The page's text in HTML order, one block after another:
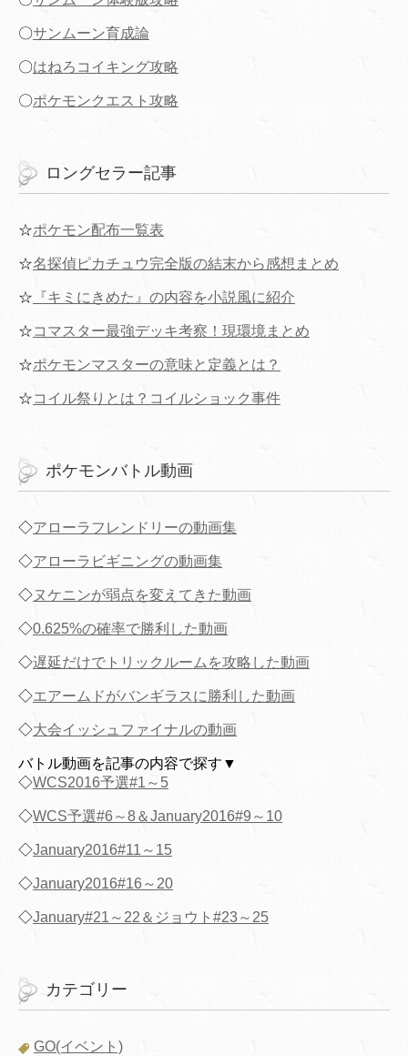
〇サンムーン育成論
〇はねろコイキング攻略
〇ポケモンクエスト攻略
ロングセラー記事
☆ポケモン配布一覧表
☆名探偵ピカチュウ完全版の結末から感想まとめ
☆ 『キミにきめた』の内容を小説風に紹介
☆コマスター最強デッキ考察！現環境まとめ
☆ポケモンマスターの意味と定義とは？
☆コイル祭りとは？コイルショック事件
ポケモンバトル動画
◇アローラフレンドリーの動画集
◇アローラビギニングの動画集
◇ヌケニンが弱点を変えてきた動画
◇0.625%の確率で勝利した動画
◇遅延だけでトリックルームを攻略した動画
◇エアームドがバンギラスに勝利した動画
◇大会イッシュファイナルの動画
バトル動画を記事の内容で探す▼
◇WCS2016予選#1～5
◇WCS予選#6～8＆January2016#9～10
◇January2016#11～15
◇January2016#16～20
◇January#21～22＆ジョウト#23～25
カテゴリー
GO(イベント)